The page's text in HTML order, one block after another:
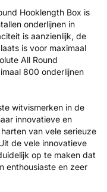
Hooklength Box is
onderlijnen in
is aanzienlijk, de
is voor maximaal
All Round
800 onderlijnen
witvismerken in de
innovatieve en
van vele serieuze
de vele innovatieve
op te maken dat
enthousiaste en zeer